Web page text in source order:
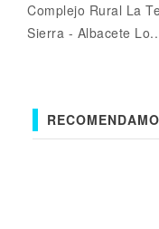
Complejo Rural La
Sierra - Albacete